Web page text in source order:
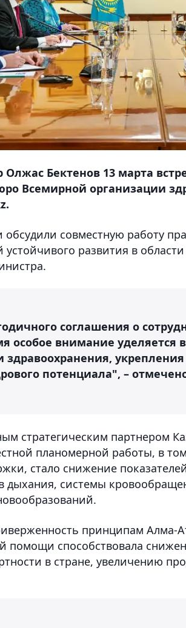
Бектенов 13 марта
Всемирной организации
обсудили совместную работу
развития в
соглашения о
особое внимание уделяется
здравоохранения,
потенциала", –
стратегическим партнером
планомерной работы, в
стало снижение
дыхания, системы
принципам Алма-
помощи способствовала
в стране, увеличению